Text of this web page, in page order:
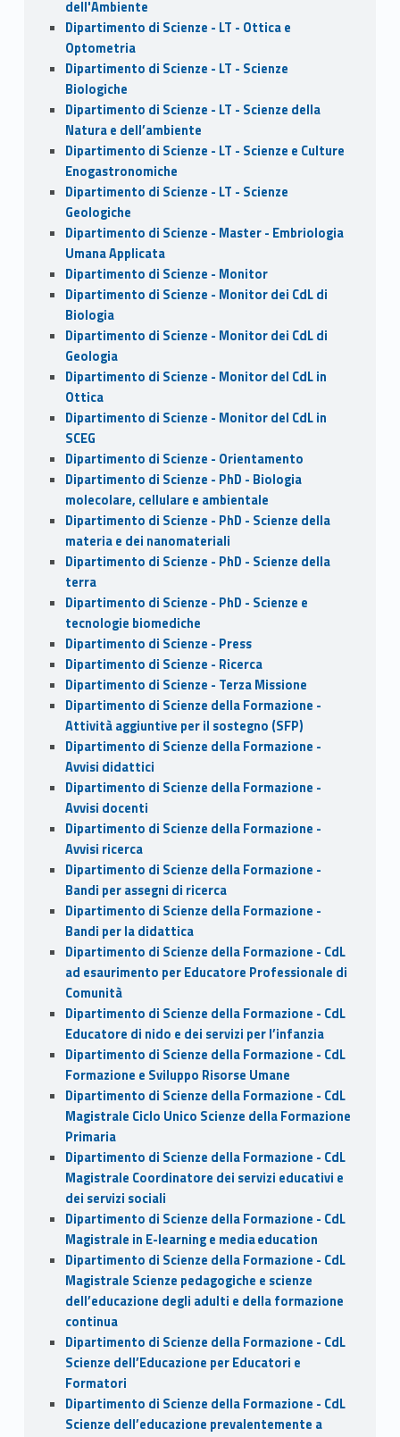
dell'Ambiente
Dipartimento di Scienze - LT - Ottica e
Optometria
Dipartimento di Scienze - LT - Scienze
Biologiche
Dipartimento di Scienze - LT - Scienze della
Natura e dell’ambiente
Dipartimento di Scienze - LT - Scienze e Culture
Enogastronomiche
Dipartimento di Scienze - LT - Scienze
Geologiche
Dipartimento di Scienze - Master - Embriologia
Umana Applicata
Dipartimento di Scienze - Monitor
Dipartimento di Scienze - Monitor dei CdL di
Biologia
Dipartimento di Scienze - Monitor dei CdL di
Geologia
Dipartimento di Scienze - Monitor del CdL in
Ottica
Dipartimento di Scienze - Monitor del CdL in
SCEG
Dipartimento di Scienze - Orientamento
Dipartimento di Scienze - PhD - Biologia
molecolare, cellulare e ambientale
Dipartimento di Scienze - PhD - Scienze della
materia e dei nanomateriali
Dipartimento di Scienze - PhD - Scienze della
terra
Dipartimento di Scienze - PhD - Scienze e
tecnologie biomediche
Dipartimento di Scienze - Press
Dipartimento di Scienze - Ricerca
Dipartimento di Scienze - Terza Missione
Dipartimento di Scienze della Formazione -
Attività aggiuntive per il sostegno (SFP)
Dipartimento di Scienze della Formazione -
Avvisi didattici
Dipartimento di Scienze della Formazione -
Avvisi docenti
Dipartimento di Scienze della Formazione -
Avvisi ricerca
Dipartimento di Scienze della Formazione -
Bandi per assegni di ricerca
Dipartimento di Scienze della Formazione -
Bandi per la didattica
Dipartimento di Scienze della Formazione - CdL
ad esaurimento per Educatore Professionale di
Comunità
Dipartimento di Scienze della Formazione - CdL
Educatore di nido e dei servizi per l’infanzia
Dipartimento di Scienze della Formazione - CdL
Formazione e Sviluppo Risorse Umane
Dipartimento di Scienze della Formazione - CdL
Magistrale Ciclo Unico Scienze della Formazione
Primaria
Dipartimento di Scienze della Formazione - CdL
Magistrale Coordinatore dei servizi educativi e
dei servizi sociali
Dipartimento di Scienze della Formazione - CdL
Magistrale in E-learning e media education
Dipartimento di Scienze della Formazione - CdL
Magistrale Scienze pedagogiche e scienze
dell’educazione degli adulti e della formazione
continua
Dipartimento di Scienze della Formazione - CdL
Scienze dell’Educazione per Educatori e
Formatori
Dipartimento di Scienze della Formazione - CdL
Scienze dell’educazione prevalentemente a